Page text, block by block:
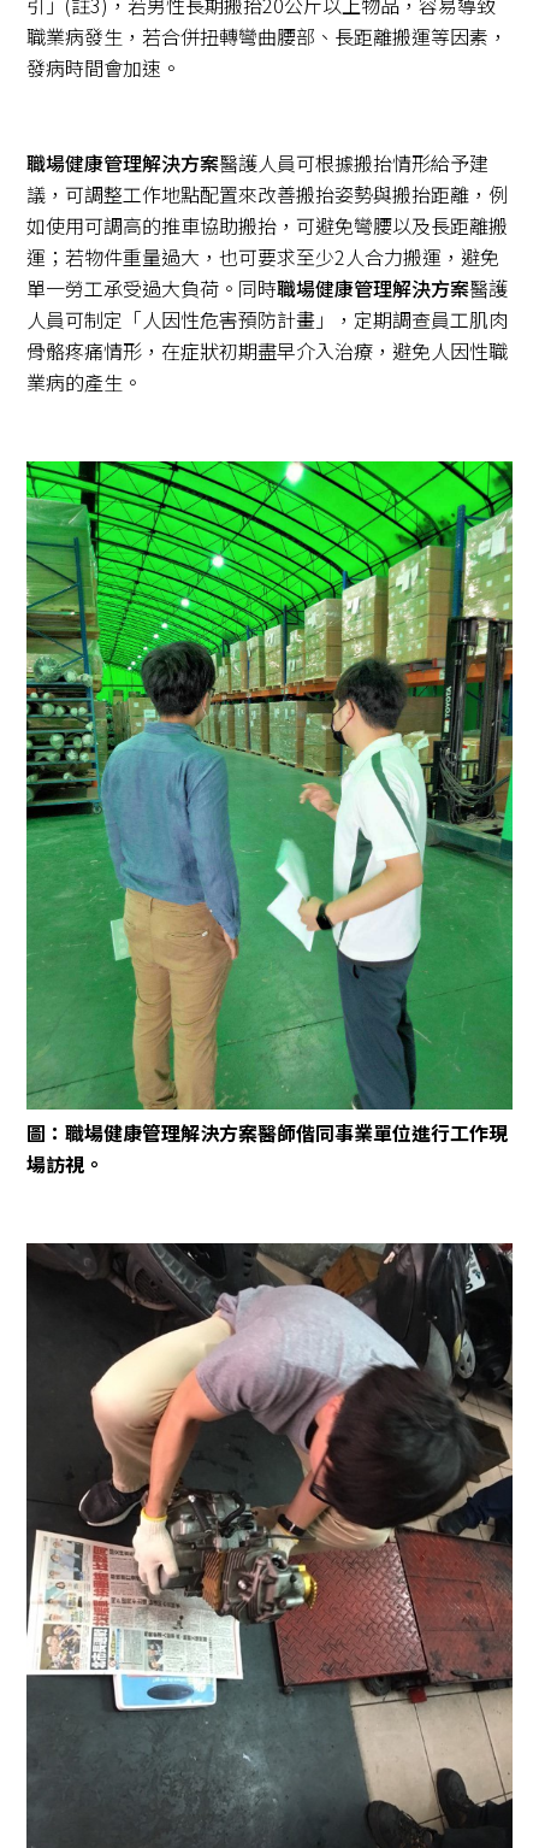
職業病發生，若合併扭轉彎曲腰部、長距離搬運等因素，
發病時間會加速。
職場健康管理解決方案醫護人員可根據搬抬情形給予建
議，可調整工作地點配置來改善搬抬姿勢與搬抬距離，例
如使用可調高的推車協助搬抬，可避免彎腰以及長距離搬
運；若物件重量過大，也可要求至少2人合力搬運，避免
單一勞工承受過大負荷。同時職場健康管理解決方案醫護
人員可制定「人因性危害預防計畫」，定期調查員工肌肉
骨骼疼痛情形，在症狀初期盡早介入治療，避免人因性職
業病的產生。
圖：職場健康管理解決方案醫師偕同事業單位進行工作現
場訪視。